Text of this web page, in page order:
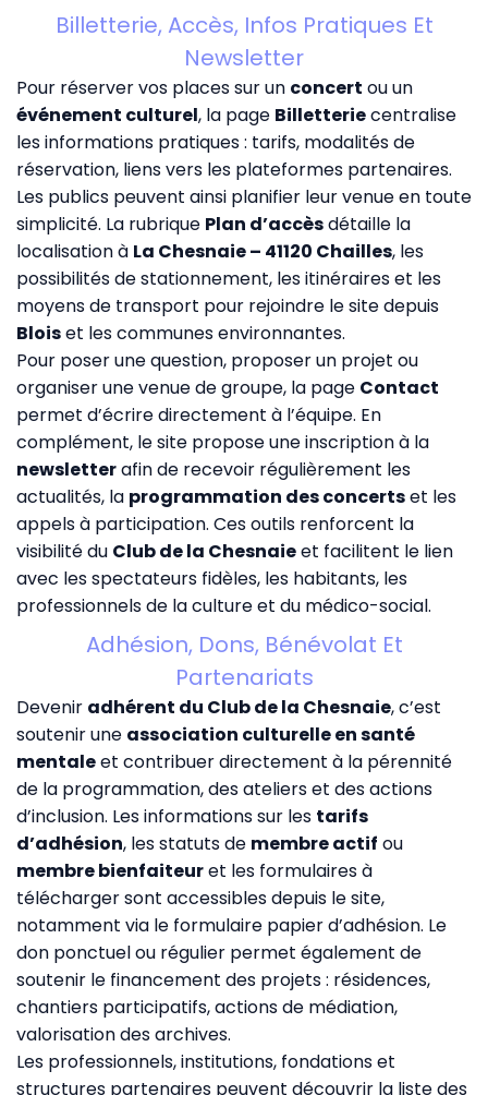
Billetterie, Accès, Infos Pratiques Et
Newsletter
Pour réserver vos places sur un concert ou un
événement culturel, la page Billetteriecentralise
les informations pratiques : tarifs, modalités de
réservation, liens vers les plateformes partenaires.
Les publics peuvent ainsi planifier leur venue en toute
simplicité. La rubrique Plan d’accèsdétaille la
localisation à La Chesnaie – 41120 Chailles, les
possibilités de stationnement, les itinéraires et les
moyens de transport pour rejoindre le site depuis
Bloiset les communes environnantes.
Pour poser une question, proposer un projet ou
organiser une venue de groupe, la page Contact
permet d’écrire directement à l’équipe. En
complément, le site propose une inscription à la
newsletterafin de recevoir régulièrement les
actualités, la programmation des concertset les
appels à participation. Ces outils renforcent la
visibilité du Club de la Chesnaieet facilitent le lien
avec les spectateurs fidèles, les habitants, les
professionnels de la culture et du médico-social.
Adhésion, Dons, Bénévolat Et
Partenariats
Devenir adhérent du Club de la Chesnaie, c’est
soutenir une association culturelle en santé
mentaleet contribuer directement à la pérennité
de la programmation, des ateliers et des actions
d’inclusion. Les informations sur les tarifs
d’adhésion, les statuts de membre actif ou
membre bienfaiteuret les formulaires à
télécharger sont accessibles depuis le site,
notamment via le formulaire papier d’adhésion. Le
don ponctuel ou régulier permet également de
soutenir le financement des projets : résidences,
chantiers participatifs, actions de médiation,
valorisation des archives.
Les professionnels, institutions, fondations et
structures partenaires peuvent découvrir la liste des